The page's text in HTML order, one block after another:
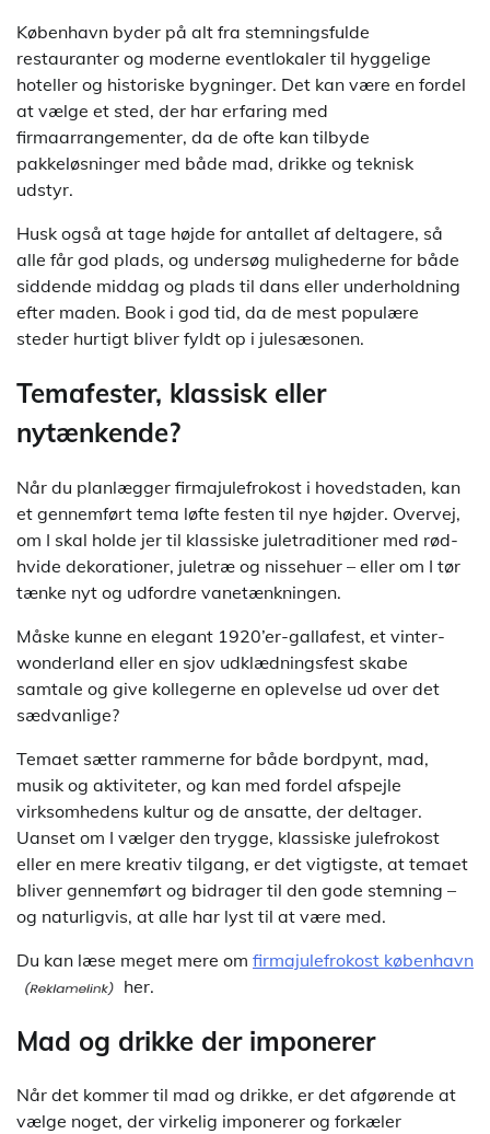
København byder på alt fra stemningsfulde
restauranter og moderne eventlokaler til hyggelige
hoteller og historiske bygninger. Det kan være en fordel
at vælge et sted, der har erfaring med
firmaarrangementer, da de ofte kan tilbyde
pakkeløsninger med både mad, drikke og teknisk
udstyr.
Husk også at tage højde for antallet af deltagere, så
alle får god plads, og undersøg mulighederne for både
siddende middag og plads til dans eller underholdning
efter maden. Book i god tid, da de mest populære
steder hurtigt bliver fyldt op i julesæsonen.
Temafester, klassisk eller
nytænkende?
Når du planlægger firmajulefrokost i hovedstaden, kan
et gennemført tema løfte festen til nye højder. Overvej,
om I skal holde jer til klassiske juletraditioner med rød-
hvide dekorationer, juletræ og nissehuer – eller om I tør
tænke nyt og udfordre vanetænkningen.
Måske kunne en elegant 1920’er-gallafest, et vinter-
wonderland eller en sjov udklædningsfest skabe
samtale og give kollegerne en oplevelse ud over det
sædvanlige?
Temaet sætter rammerne for både bordpynt, mad,
musik og aktiviteter, og kan med fordel afspejle
virksomhedens kultur og de ansatte, der deltager.
Uanset om I vælger den trygge, klassiske julefrokost
eller en mere kreativ tilgang, er det vigtigste, at temaet
bliver gennemført og bidrager til den gode stemning –
og naturligvis, at alle har lyst til at være med.
Du kan læse meget mere om firmajulefrokost københavn
her.
Mad og drikke der imponerer
Når det kommer til mad og drikke, er det afgørende at
vælge noget, der virkelig imponerer og forkæler